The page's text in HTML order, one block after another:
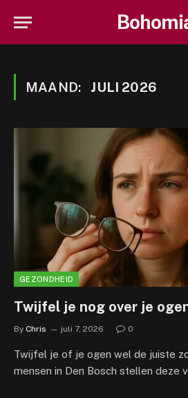
MAAND: JULI 2026
GEZONDHEID
Twijfel je nog over je
By Chris juli 7, 2026 0
Twijfel je of je ogen wel de juiste
mensen in Den Bosch stellen deze